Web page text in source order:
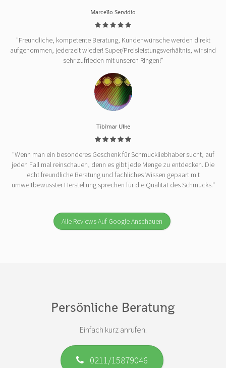
Marcello Servidio
"Freundliche, kompetente Beratung, Kundenwünsche werden direkt
aufgenommen, jederzeit wieder! Super/Preisleistungsverhältnis, wir sind
sehr zufrieden mit unseren Ringen!"
Tibimar Ulke
"Wenn man ein besonderes Geschenk für Schmuckliebhaber sucht, auf
jeden Fall mal reinschauen, denn es gibt jede Menge zu entdecken. Die
echt freundliche Beratung und fachliches Wissen gepaart mit
umweltbewusster Herstellung sprechen für die Qualität des Schmucks."
Alle Reviews Auf Google Anschauen
Persönliche Beratung
Einfach kurz anrufen.
0211/15879046